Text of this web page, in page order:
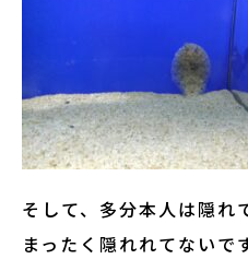
そして、多分本人は隠れ
まったく隠れれてないで